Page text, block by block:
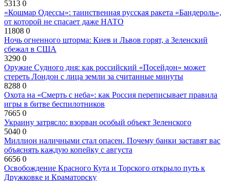
5313 0
«Кошмар Одессы»: таинственная русская ракета «Бандероль»,
от которой не спасает даже НАТО
11808 0
Ночь огненного шторма: Киев и Львов горят, а Зеленский
сбежал в США
3290 0
Оружие Судного дня: как российский «Посейдон» может
стереть Лондон с лица земли за считанные минуты
8288 0
Охота на «Смерть с неба»: как Россия переписывает правила
игры в битве беспилотников
7665 0
Украину затрясло: взорван особый объект Зеленского
5040 0
Миллион наличными стал опасен. Почему банки заставят вас
объяснять каждую копейку с августа
6656 0
Освобождение Красного Кута и Торского открыло путь к
Дружковке и Краматорску